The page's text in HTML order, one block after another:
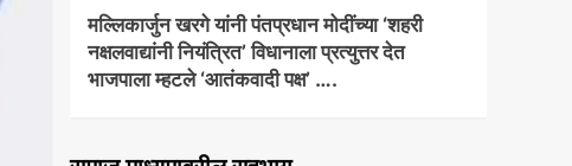
मल्लिकार्जुन खरगे यांनी पंतप्रधान मोदींच्या ‘शहरी
नक्षलवाद्यांनी नियंत्रित’ विधानाला प्रत्युत्तर देत
भाजपाला म्हटले ‘आतंकवादी पक्ष’ ….